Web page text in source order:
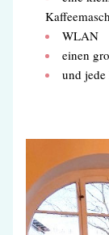
WLAN
einen
und